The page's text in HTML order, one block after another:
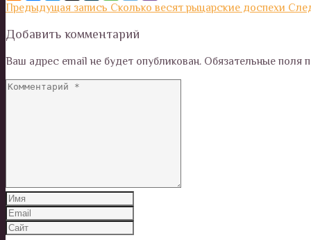
Предыдущая запись Сколько весят рыцарские доспехи
Добавить комментарий
Ваш адрес email не будет опубликован. Обязательные поля